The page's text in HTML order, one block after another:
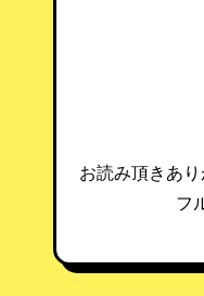
ョ
お読み頂きあ
フ